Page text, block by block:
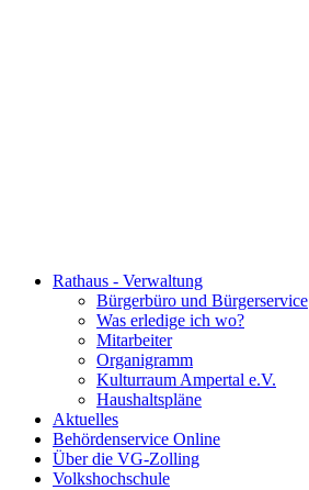
Rathaus - Verwaltung
Bürgerbüro und Bürgerservice
Was erledige ich wo?
Mitarbeiter
Organigramm
Kulturraum Ampertal e.V.
Haushaltspläne
Aktuelles
Behördenservice Online
Über die VG-Zolling
Volkshochschule